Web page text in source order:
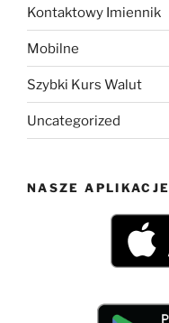
Kontaktowy Imiennik
Mobilne
Szybki Kurs Walut
Uncategorized
NASZE APLIKACJE